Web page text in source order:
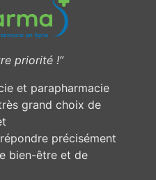
priorité !”
et parapharmacie
grand choix de
précisément
bien-être et de